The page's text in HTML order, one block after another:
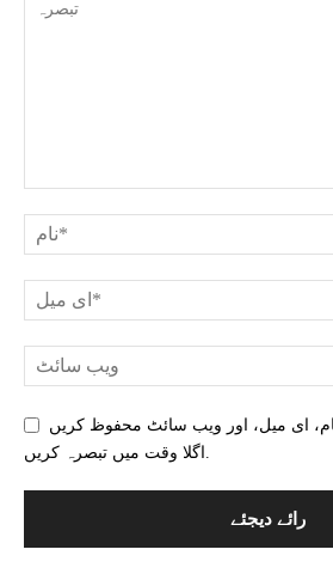
ای میل، اور ویب سائٹ محفوظ کریں